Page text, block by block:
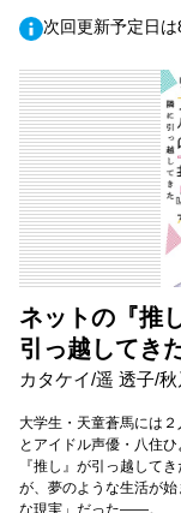
次回更新予定日
ネットの『推
引っ越してき
カタケイ/遥 透子/秋
大学生・天童蒼馬には
とアイドル声優・八住
『推し』が引っ越して
が、夢のような生活が
な現実」だった――。